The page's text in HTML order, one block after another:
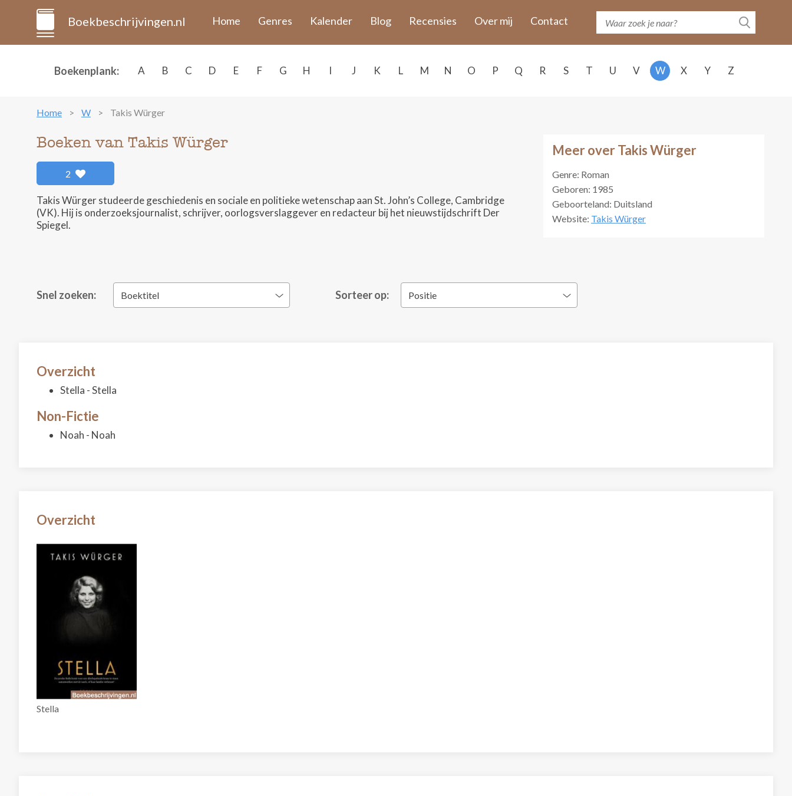
Boekbeschrijvingen.nl Home Genres Kalender Blog Recensies Over mij Contact
Boekenplank: A B C D E F G H I J K L M N O P Q R S T U V W X Y Z
Home W Takis Würger
Meer over Takis Würger
Genre: Roman
Geboren: 1985
Geboorteland: Duitsland
Website: Takis Würger
Boeken van Takis Würger
2
Takis Würger studeerde geschiedenis en sociale en politieke wetenschap aan St. John’s College, Cambridge
(VK). Hij is onderzoeksjournalist, schrijver, oorlogsverslaggever en redacteur bij het nieuwstijdschrift Der
Spiegel.
Snel zoeken: Boektitel Sorteer op: Positie
Overzicht
Stella - Stella
Non-Fictie
Noah - Noah
Overzicht
Stella